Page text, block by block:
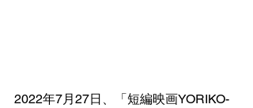
2022年7月27日、「短編映画YORIKO-